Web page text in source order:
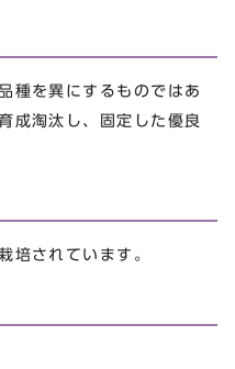
種を異にするものではあ
成淘汰し、固定した優良
培されています。